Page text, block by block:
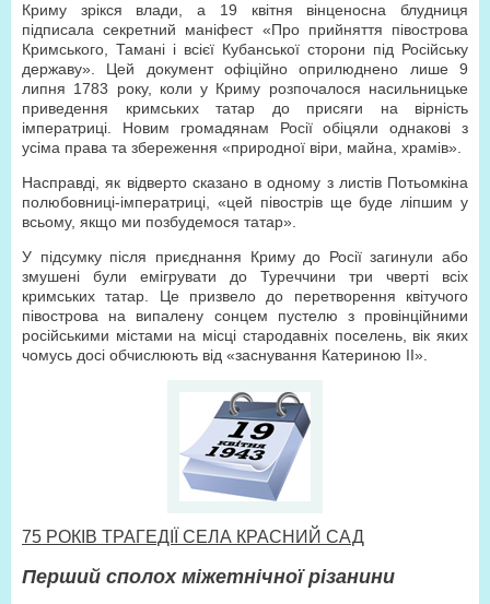
Криму зрікся влади, а 19 квітня вінценосна блудниця
підписала секретний маніфест «Про прийняття півострова
Кримського, Тамані і всієї Кубанської сторони під Російську
державу». Цей документ офіційно оприлюднено лише 9
липня 1783 року, коли у Криму розпочалося насильницьке
приведення кримських татар до присяги на вірність
імператриці. Новим громадянам Росії обіцяли однакові з
усіма права та збереження «природної віри, майна, храмів».
Насправді, як відверто сказано в одному з листів Потьомкіна
полюбовниці-імператриці, «цей півострів ще буде ліпшим у
всьому, якщо ми позбудемося татар».
У підсумку після приєднання Криму до Росії загинули або
змушені були емігрувати до Туреччини три чверті всіх
кримських татар. Це призвело до перетворення квітучого
півострова на випалену сонцем пустелю з провінційними
російськими містами на місці стародавніх поселень, вік яких
чомусь досі обчислюють від «заснування Катериною ІІ».
75 РОКІВ ТРАГЕДІЇ СЕЛА КРАСНИЙ САД
Перший сполох міжетнічної різанини